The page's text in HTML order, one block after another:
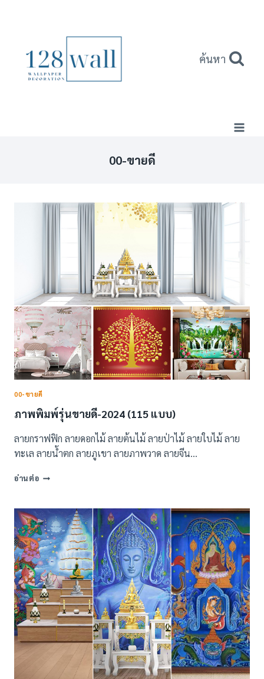
ค้นหา
00-ขายดี
00-ขายดี
ภาพพิมพ์รุ่นขายดี-2024 (115 แบบ)
ลายกราฟฟิก ลายดอกไม้ ลายต้นไม้ ลายป่าไม้ ลายใบไม้ ลาย
ทะเล ลายน้ำตก ลายภูเขา ลายภาพวาด ลายจีน…
อ่านต่อภาพ
ขาย
ดี-2024
(115
แบบ)